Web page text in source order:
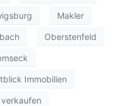
Makler
Oberstenfeld
Immobilien